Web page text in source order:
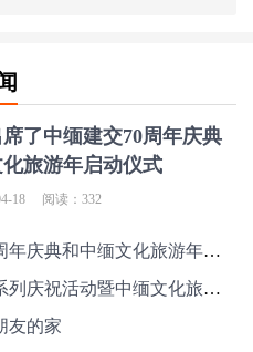
了中缅建交70周年庆典
旅游年启动仪式
18 阅读：332
习近平出席了中缅建交70周年庆典和中缅文化旅游年启动仪式
习近平在中缅建交70周年系列庆祝活动暨中缅文化旅游年启动仪式上的讲话(全文
友的家